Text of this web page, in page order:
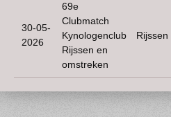
30-05-
2026
69e
Clubmatch
Kynologenclub
Rijssen en
omstreken
Rijssen